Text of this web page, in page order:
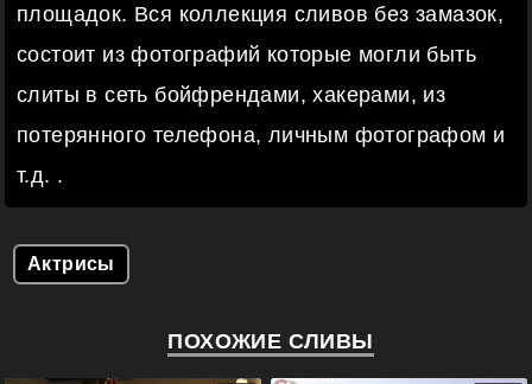
площадок. Вся коллекция сливов без замазок,
состоит из фотографий которые могли быть
слиты в сеть бойфрендами, хакерами, из
потерянного телефона, личным фотографом и
т.д. .
Актрисы
ПОХОЖИЕ СЛИВЫ